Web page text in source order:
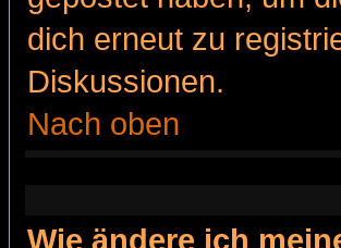
dich erneut zu
Diskussionen.
Nach oben
Wie ändere ich